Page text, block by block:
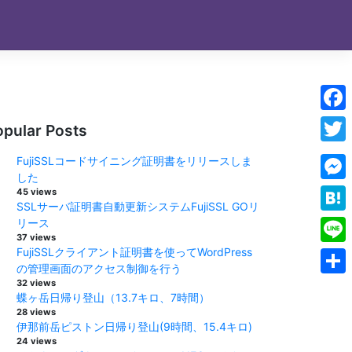
Posts
FujiSSLコードサイニング証明書をリリースしま
した
45 views
SSLサーバ証明書自動更新システムFujiSSL GOリ
リース
37 views
FujiSSLクライアント証明書を使ってWordPress
の管理画面のアクセス制御を行う
32 views
蝶ヶ岳日帰り登山（13.7キロ、7時間）
28 views
伊那前岳ピストン日帰り登山(9時間、15.4キロ)
24 views
Line